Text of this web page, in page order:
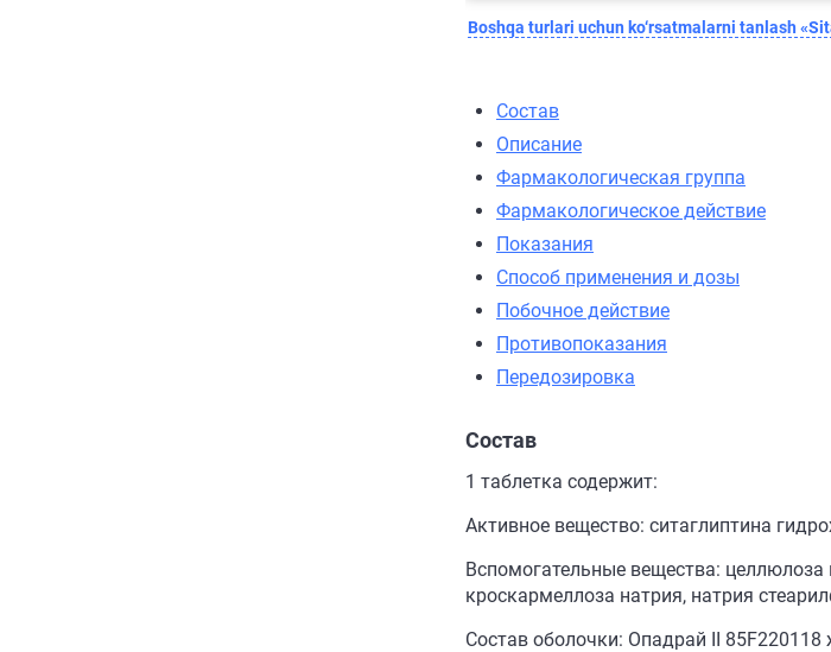
Boshqa turlari uchun ko‘rsatmalarni tanlash
Состав
Описание
Фармакологическая группа
Фармакологическое действие
Показания
Способ применения и дозы
Побочное действие
Противопоказания
Передозировка
Состав
1 таблетка содержит:
Активное вещество: ситаглиптина
Вспомогательные вещества:
кроскармеллоза натрия, натрия
Состав оболочки: Опадрай II